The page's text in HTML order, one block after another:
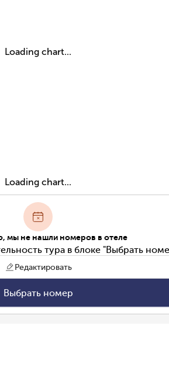
Loading chart...
Loading chart...
мы не нашли номеров в отеле
тура в блоке "Выбрать
Редактировать
Выбрать номер